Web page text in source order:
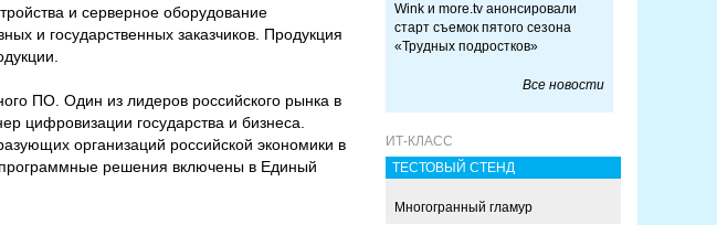
и серверное оборудование
и государственных заказчиков. Продукция
ПО. Один из лидеров российского рынка в
цифровизации государства и бизнеса.
организаций российской экономики в
решения включены в Единый
Wink и more.tv анонсировали
старт съемок пятого сезона
«Трудных подростков»
Все новости
ИТ-КЛАСС
ТЕСТОВЫЙ СТЕНД
Многогранный гламур